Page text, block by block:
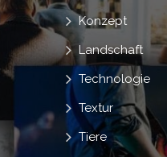
Konzept
Landschaft
Technologie
Textur
Tiere